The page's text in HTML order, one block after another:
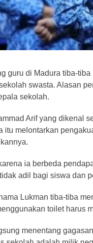
guru di Madura tiba-
swasta. Alasan
sekolah.
Arif yang dikenal
itu melontarkan
ia berbeda
adil bagi siswa dan
Lukman tiba-tiba
toilet harus
menentang